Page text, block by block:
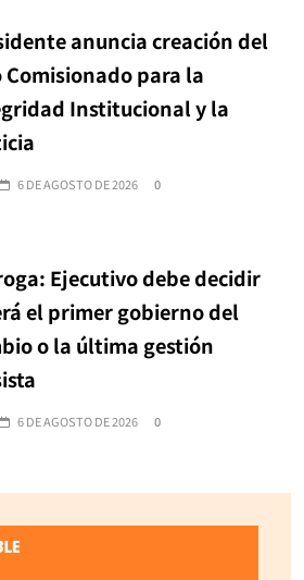
anuncia creación del
para la
Institucional y la
6 DE AGOSTO DE 2026 0
Ejecutivo debe decidir
el primer gobierno del
o la última gestión
6 DE AGOSTO DE 2026 0